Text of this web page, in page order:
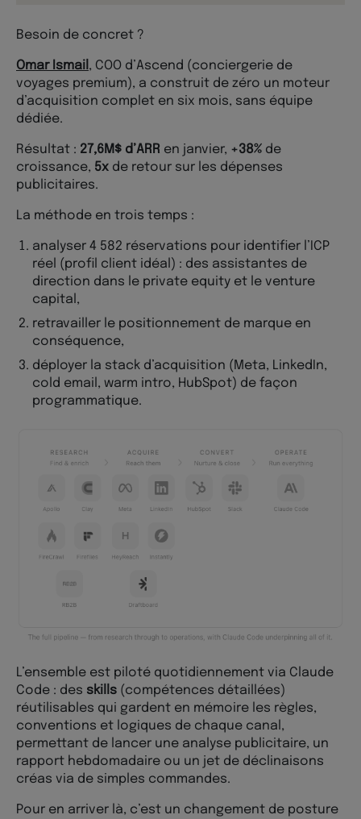
Besoin de concret ?
Omar Ismail , COO d’Ascend (conciergerie de
voyages premium), a construit de zéro un moteur
d’acquisition complet en six mois, sans équipe
dédiée.
Résultat : 27,6M$ d’ARR en janvier, +38% de
croissance, 5x de retour sur les dépenses
publicitaires.
La méthode en trois temps :
analyser 4 582 réservations pour identifier l’ICP
réel (profil client idéal) : des assistantes de
direction dans le private equity et le venture
capital,
retravailler le positionnement de marque en
conséquence,
déployer la stack d’acquisition (Meta, LinkedIn,
cold email, warm intro, HubSpot) de façon
programmatique.
L’ensemble est piloté quotidiennement via Claude
Code : des skills (compétences détaillées)
réutilisables qui gardent en mémoire les règles,
conventions et logiques de chaque canal,
permettant de lancer une analyse publicitaire, un
rapport hebdomadaire ou un jet de déclinaisons
créas via de simples commandes.
Pour en arriver là, c’est un changement de posture